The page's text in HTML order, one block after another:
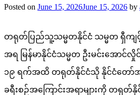
Posted on June 15, 2026June 15, 2026 by
တရုတ်ပြည်သူ့သမ္မတနိုင်ငံ သမ္မတ ရှီကျင့်
အရ မြန်မာနိုင်ငံသမ္မတ ဦးမင်းအော
၁၉ ရက်အထိ တရုတ်နိုင်ငံသို နိုင်ငံတော်အ
ခရီးစဉ်အကြောင်းအရာများကို တရု